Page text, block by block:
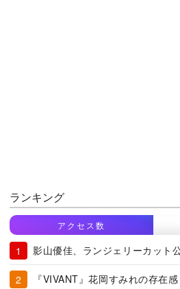
ランキング
アクセス数
影山優佳、ランジェリーカット
『VIVANT』花岡すみれの存在